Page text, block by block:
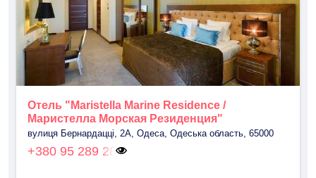
Отель "Maristella Marine Residence /
Маристелла Морская Резиденция"
вулиця Бернардацці, 2А, Одеса, Одеська область, 65000
+380 95 289 28